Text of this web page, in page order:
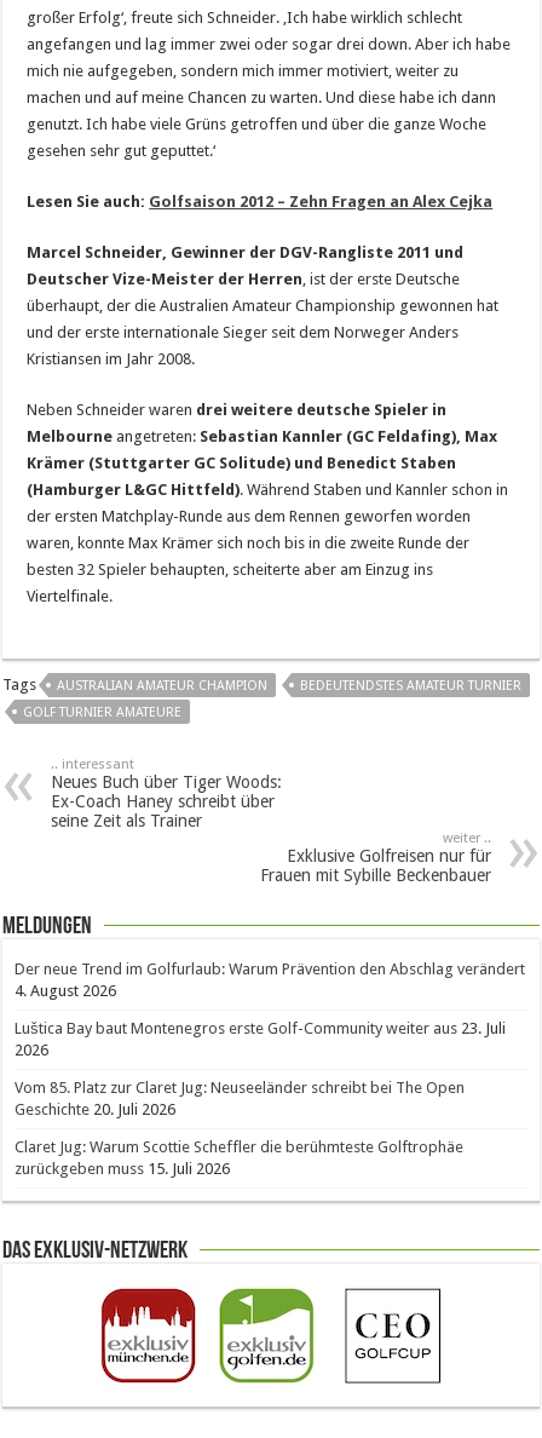
großer Erfolg‘, freute sich Schneider. ‚Ich habe wirklich schlecht
angefangen und lag immer zwei oder sogar drei down. Aber ich habe
mich nie aufgegeben, sondern mich immer motiviert, weiter zu
machen und auf meine Chancen zu warten. Und diese habe ich dann
genutzt. Ich habe viele Grüns getroffen und über die ganze Woche
gesehen sehr gut geputtet.‘
Lesen Sie auch: Golfsaison 2012 – Zehn Fragen an Alex Cejka
Marcel Schneider, Gewinner der DGV-Rangliste 2011 und
Deutscher Vize-Meister der Herren, ist der erste Deutsche
überhaupt, der die Australien Amateur Championship gewonnen hat
und der erste internationale Sieger seit dem Norweger Anders
Kristiansen im Jahr 2008.
Neben Schneider waren drei weitere deutsche Spieler in
Melbourne angetreten: Sebastian Kannler (GC Feldafing), Max
Krämer (Stuttgarter GC Solitude) und Benedict Staben
(Hamburger L&GC Hittfeld). Während Staben und Kannler schon in
der ersten Matchplay-Runde aus dem Rennen geworfen worden
waren, konnte Max Krämer sich noch bis in die zweite Runde der
besten 32 Spieler behaupten, scheiterte aber am Einzug ins
Viertelfinale.
Tags AUSTRALIAN AMATEUR CHAMPION
BEDEUTENDSTES AMATEUR TURNIER
GOLF TURNIER AMATEURE
.. interessant
Neues Buch über Tiger Woods:
Ex-Coach Haney schreibt über
seine Zeit als Trainer
weiter ..
Exklusive Golfreisen nur für
Frauen mit Sybille Beckenbauer
Meldungen
Der neue Trend im Golfurlaub: Warum Prävention den Abschlag verändert
4. August 2026
Luštica Bay baut Montenegros erste Golf-Community weiter aus 23. Juli
2026
Vom 85. Platz zur Claret Jug: Neuseeländer schreibt bei The Open
Geschichte 20. Juli 2026
Claret Jug: Warum Scottie Scheffler die berühmteste Golftrophäe
zurückgeben muss 15. Juli 2026
Das Exklusiv-Netzwerk